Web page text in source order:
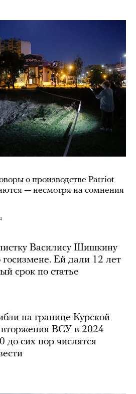
о производстве Patriot
— несмотря на сомнения
Василису Шишкину
госизмене. Ей дали 12 лет
срок по статье
на границе Курской
вторжения ВСУ в 2024
до сих пор числятся